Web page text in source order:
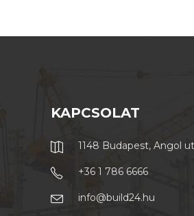
KAPCSOLAT
1148 Budapest, Angol
+36 1 786 6666
info@build24.hu